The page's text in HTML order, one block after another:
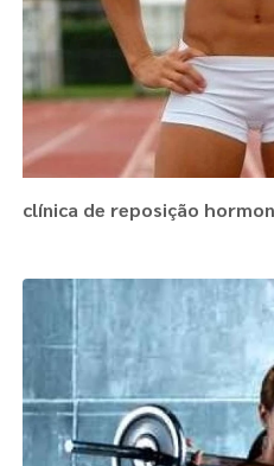
clínica de reposição